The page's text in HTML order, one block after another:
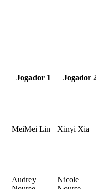
Jogador 1 Jogador
MeiMei Lin Xinyi Xia
Audrey
Nicole